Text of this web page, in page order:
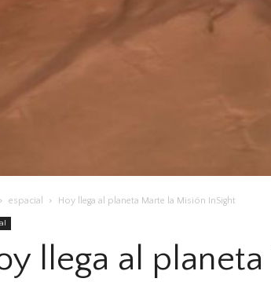
espacial Hoy llega al planeta Marte la Misión InSight
llega al